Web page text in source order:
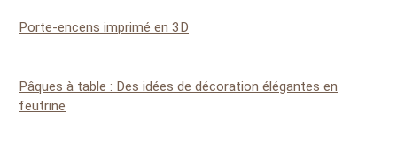
Porte-encens imprimé en 3D
Pâques à table : Des idées de décoration élégantes en
feutrine